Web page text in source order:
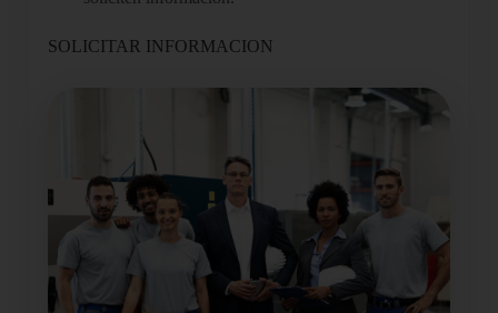
SOLICITAR INFORMACION